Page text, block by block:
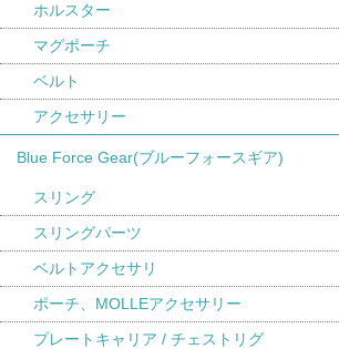
ホルスター
マグポーチ
ベルト
アクセサリー
Blue Force Gear(ブルーフォースギア)
スリング
スリングパーツ
ベルトアクセサリ
ポーチ、MOLLEアクセサリー
プレートキャリア / チェストリグ